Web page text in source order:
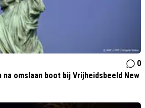
0
na omslaan boot bij Vrijheidsbeeld New